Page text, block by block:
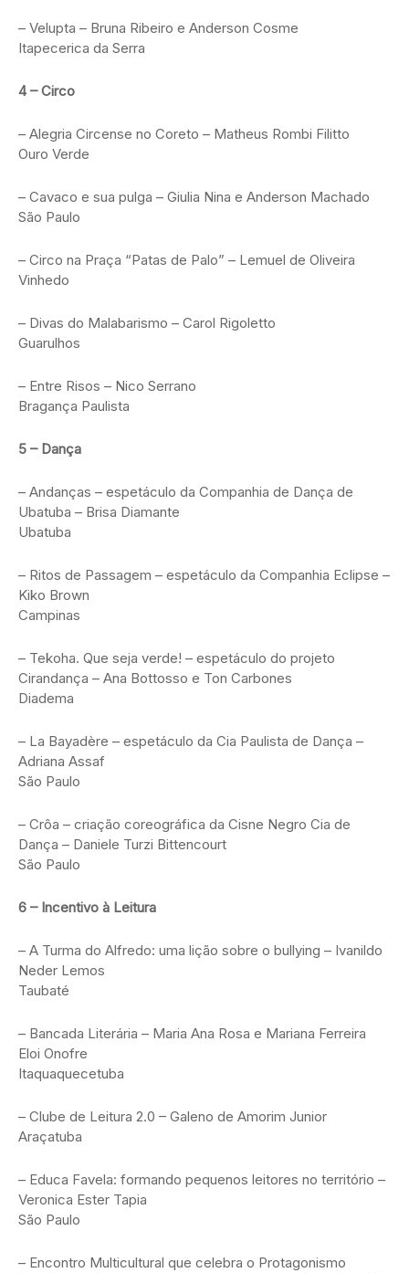
– Velupta – Bruna Ribeiro e Anderson Cosme
Itapecerica da Serra
4 – Circo
– Alegria Circense no Coreto – Matheus Rombi Filitto
Ouro Verde
– Cavaco e sua pulga – Giulia Nina e Anderson Machado
São Paulo
– Circo na Praça “Patas de Palo” – Lemuel de Oliveira
Vinhedo
– Divas do Malabarismo – Carol Rigoletto
Guarulhos
– Entre Risos – Nico Serrano
Bragança Paulista
5 – Dança
– Andanças – espetáculo da Companhia de Dança de
Ubatuba – Brisa Diamante
Ubatuba
– Ritos de Passagem – espetáculo da Companhia Eclipse –
Kiko Brown
Campinas
– Tekoha. Que seja verde! – espetáculo do projeto
Cirandança – Ana Bottosso e Ton Carbones
Diadema
– La Bayadère – espetáculo da Cia Paulista de Dança –
Adriana Assaf
São Paulo
– Crôa – criação coreográfica da Cisne Negro Cia de
Dança – Daniele Turzi Bittencourt
São Paulo
6 – Incentivo à Leitura
– A Turma do Alfredo: uma lição sobre o bullying – Ivanildo
Neder Lemos
Taubaté
– Bancada Literária – Maria Ana Rosa e Mariana Ferreira
Eloi Onofre
Itaquaquecetuba
– Clube de Leitura 2.0 – Galeno de Amorim Junior
Araçatuba
– Educa Favela: formando pequenos leitores no território –
Veronica Ester Tapia
São Paulo
– Encontro Multicultural que celebra o Protagonismo